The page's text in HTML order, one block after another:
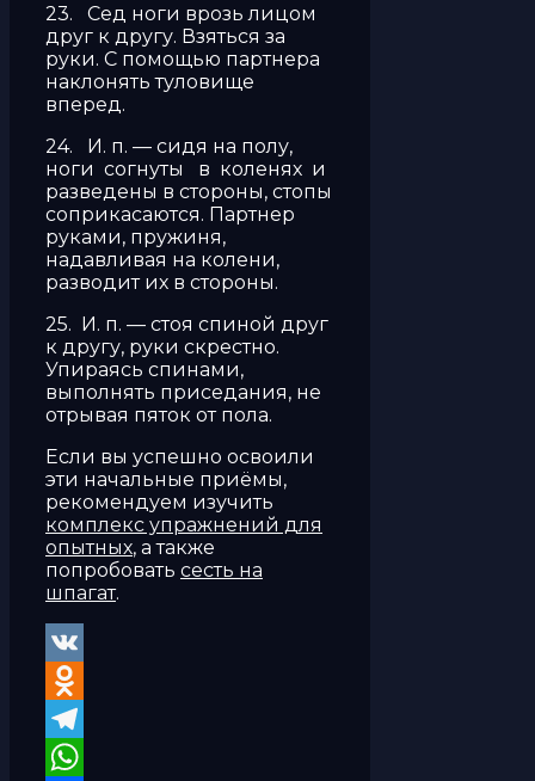
23. Сед ноги врозь лицом
друг к другу. Взяться за
руки. С помощью партнера
наклонять туловище
вперед.
24. И. п. — сидя на полу,
ноги согнуты в коленях и
разведены в стороны, стопы
соприкасаются. Партнер
руками, пружиня,
надавливая на колени,
разводит их в стороны.
25. И. п. — стоя спиной друг
к другу, руки скрестно.
Упираясь спинами,
выполнять приседания, не
отры­вая пяток от пола.
Если вы успешно освоили
эти начальные приёмы,
рекомендуем изучить
комплекс упражнений для
опытных, а также
попробовать сесть на
шпагат.
VK
Odnoklassniki
Telegram